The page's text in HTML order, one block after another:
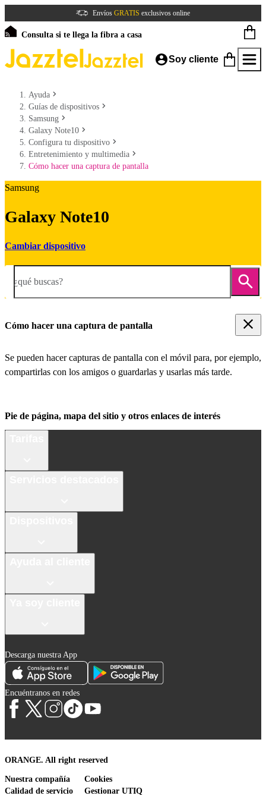
Envíos GRATIS exclusivos online
Consulta si te llega la fibra a casa
Soy cliente
Ayuda
Guías de dispositivos
Samsung
Galaxy Note10
Configura tu dispositivo
Entretenimiento y multimedia
Cómo hacer una captura de pantalla
Samsung
Galaxy Note10
Cambiar dispositivo
¿qué buscas?
Cómo hacer una captura de pantalla
Se pueden hacer capturas de pantalla con el móvil para, por ejemplo,
compartirlas con los amigos o guardarlas y usarlas más tarde.
Pie de página, mapa del sitio y otros enlaces de interés
Descarga nuestra App
Encuéntranos en redes
ORANGE. All right reserved
Nuestra compañía
Calidad de servicio
Cookies
Gestionar UTIQ